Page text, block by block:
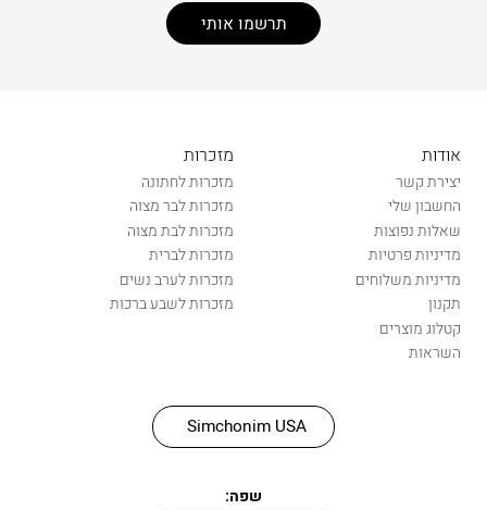
אודות
יצירת קשר
החשבון שלי
שאלות נפוצות
מדיניות פרטיות
מדיניות משלוחים
תקנון
קטלוג מוצרים
השראות
מזכרות
מזכרות לחתונה
מזכרות לבר מצוה
מזכרות לבת מצוה
מזכרות לברית
מזכרות לערב נשים
מזכרות לשבע ברכות
Simchonim USA
שפה: